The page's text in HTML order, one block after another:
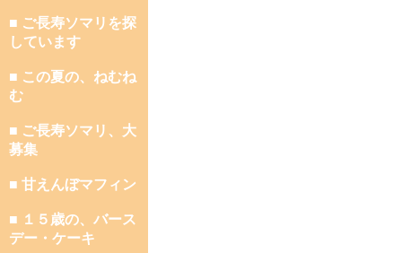
■ ご長寿ソマリを探
しています
■ この夏の、ねむね
む
■ ご長寿ソマリ、大
募集
■ 甘えんぼマフィン
■ １５歳の、バース
デー・ケーキ